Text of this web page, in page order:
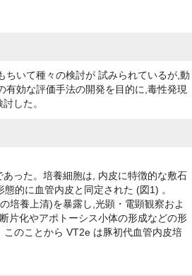
いて種々の検討が 試みられているが,動
効な評価手法の開発を目的に,毒性発現
した。
った。培養細胞は, 内皮に特徴的な敷石
的に血管内皮と同定された (図1) 。
培養上清)を暴露し,光顕・電顕観察およ
片化やアポトーシス小体の形成などの形
のことから VT2e は豚初代血管内皮培